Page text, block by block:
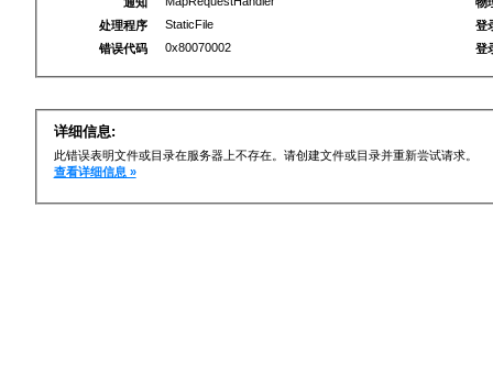
处理程序
StaticFile
错误代码
0x80070002
登
登
详细信息:
此错误表明文件或目录在服务器上不存在。请创建文件或目录并重新尝试请求。
查看详细信息 »